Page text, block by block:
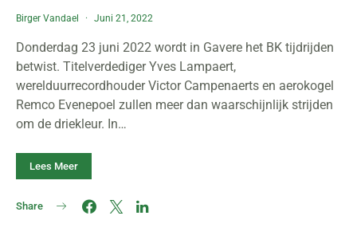
Birger Vandael Juni 21, 2022
Donderdag 23 juni 2022 wordt in Gavere het BK tijdrijden
betwist. Titelverdediger Yves Lampaert,
werelduurrecordhouder Victor Campenaerts en aerokogel
Remco Evenepoel zullen meer dan waarschijnlijk strijden
om de driekleur. In…
Lees Meer
Share